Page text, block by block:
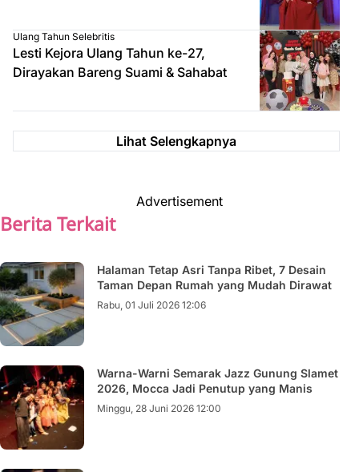
Ulang Tahun Selebritis
Lesti Kejora Ulang Tahun ke-27,
Dirayakan Bareng Suami & Sahabat
Lihat Selengkapnya
Advertisement
Berita Terkait
Halaman Tetap Asri Tanpa Ribet, 7 Desain
Taman Depan Rumah yang Mudah Dirawat
Rabu, 01 Juli 2026 12:06
Warna-Warni Semarak Jazz Gunung Slamet
2026, Mocca Jadi Penutup yang Manis
Minggu, 28 Juni 2026 12:00